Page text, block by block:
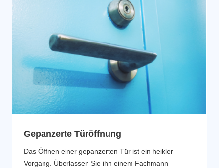
Gepanzerte Türöffnung
Das Öffnen einer gepanzerten Tür ist ein heikler
Vorgang. Überlassen Sie ihn einem Fachmann